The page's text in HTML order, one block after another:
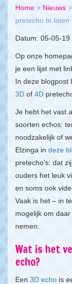
Home > Nieuws >
pretecho te laten
Datum: 05-05-19
Op onze
je een lijst met
In deze blogpost
3D of 4D
Je hebt het vast
soorten echos:
noodzakelijk of
Elzinga in deze
pretecho’s: dat
ouders het leuk
en soms ook
Vaak is het – in
mogelijk om
nemen.
Wat is het
echo?
Een 3D echo is